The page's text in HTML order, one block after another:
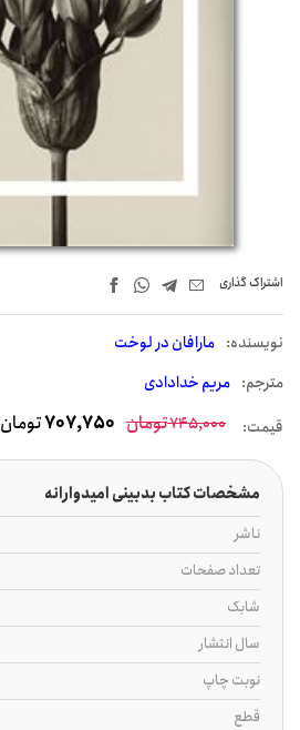
اشتراک‌ گذاری
نويسنده: مارافان در لوخت
مترجم: مریم خدادادی
قیمت: 745,000تومان 707,750تومان
مشخصات کتاب بدبینی امیدوارانه
ناشر
تعداد صفحات
شابک
سال انتشار
نوبت چاپ
قطع